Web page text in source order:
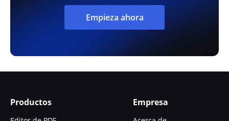
Empieza ahora
Productos Empresa